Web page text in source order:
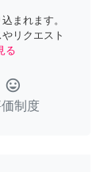
まれます。
リクエスト
る
tag_faces
制度